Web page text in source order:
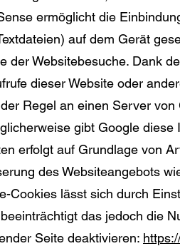
ermöglicht die
auf dem Gerät
der Websitebesuche. Dank
dieser Website oder
Regel an einen Server
gibt Google diese
erfolgt auf Grundlage von
des Websiteangebots
Cookies lässt sich durch
das jedoch die
Seite deaktivieren: